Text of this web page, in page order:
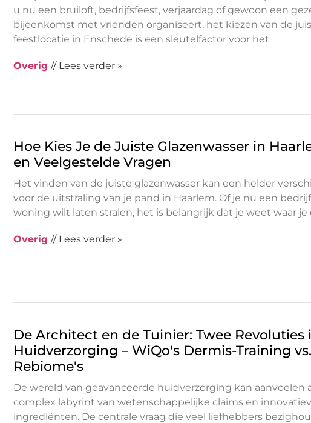
u nu een bruiloft, bedrijfsfeest, verjaardag of gewoon een
bijeenkomst met vrienden organiseert, het kiezen van de
feestlocatie in Enschede is een sleutelfactor voor het
Overig // Lees verder »
Hoe Kies Je de Juiste Glazenwasser in
en Veelgestelde Vragen
Het vinden van de juiste glazenwasser kan een helder
voor de uitstraling van je pand in Haarlem. Of je nu een
woning wilt laten stralen, het is belangrijk dat je weet waar je
Overig // Lees verder »
De Architect en de Tuinier: Twee Revoluties
Huidverzorging – WiQo's Dermis-Training vs.
Rebiome's
De wereld van geavanceerde huidverzorging kan aanvoelen
complex labyrint van wetenschappelijke claims en
ingrediënten. De centrale vraag die veel liefhebbers